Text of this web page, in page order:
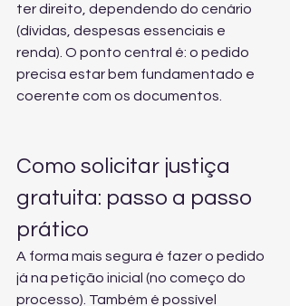
ter direito, dependendo do cenário
(dívidas, despesas essenciais e
renda). O ponto central é: o pedido
precisa estar bem fundamentado e
coerente com os documentos.
Como solicitar justiça
gratuita: passo a passo
prático
A forma mais segura é fazer o pedido
já na petição inicial (no começo do
processo). Também é possível